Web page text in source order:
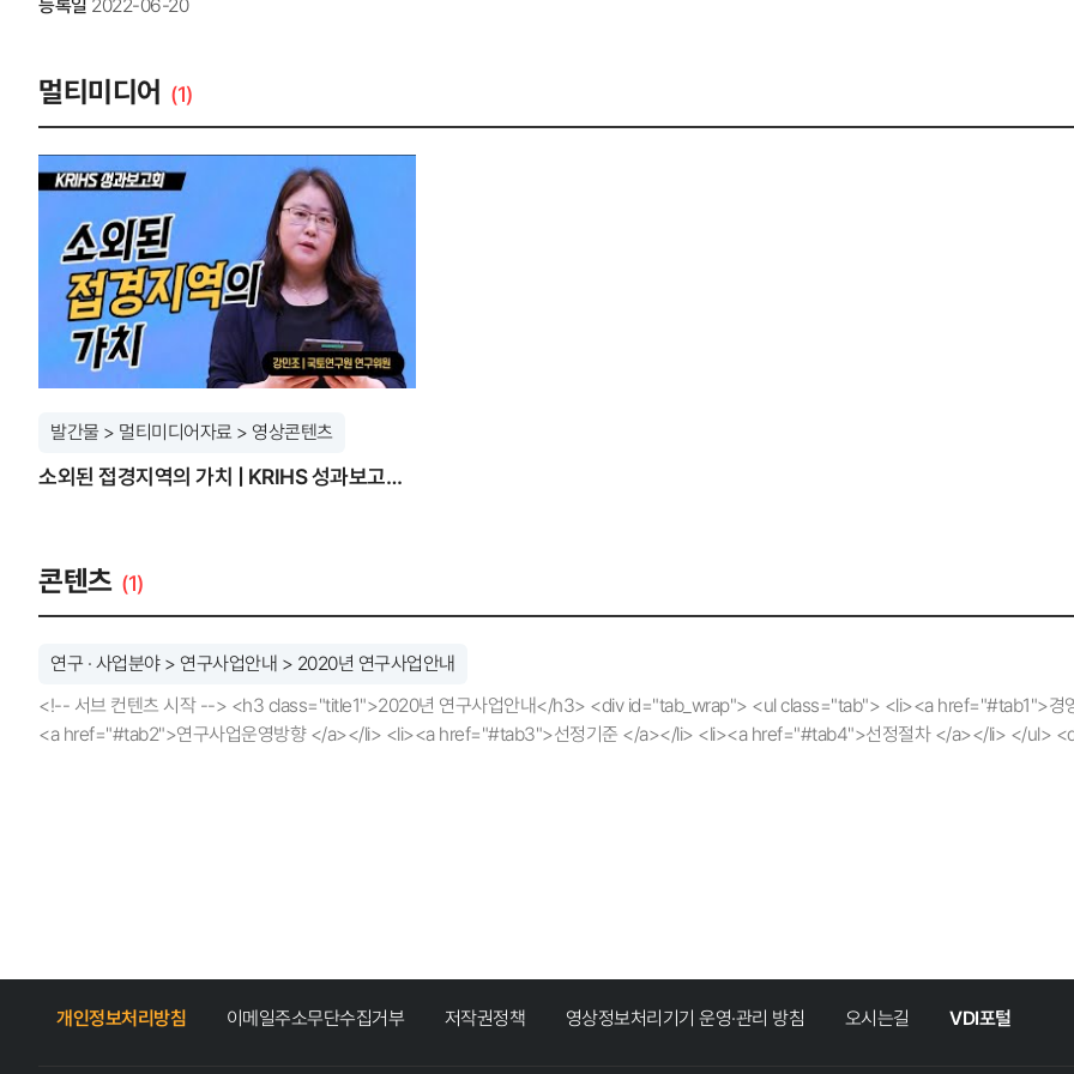
하는 시각에서는 비판이 따를 수 있다. ‘적응’과 ‘대응’이라는 두 과제를 모두 아우르지 못했다는 점은 아쉬움으로 남는다. 하지만 기존 주거정책 논
윤성진: 앞으로도 ‘집’과 ‘사람’에 관한 연구를 꾸준히 이어가고자 한다. 특히 쾌적하고 안정적인 주거환경에서 인간다운 삶을 누릴 수 있는 주거권
이번 연구도 역시 법적 가족이 아닌 사람과 함께 사는 가구의 주거권 보호에 대한 것이다. 이처럼 제도의 경직성이나 관행의 한계, 구조적 문제로
불편이나 불안을 경험하는 다양한 삶의 조건들에 관심을 두고, 이를 해소하기 위한 실질적인 대안을 지속적으로 모색하고자 한다. 윤성진 부연구
연세대학교 도시공학 박사를 취득하고, 현재 국토연구원 주택·부동산연구본부 주거정책연구센터 부연구위원으로 재직 중이다. 주요 연구분야는 주
제도, 주거권 등이다.
기술 이전에, 데이터를 안전하게 보호하고 관리하는 ‘신뢰’가 가장 중요하다는 점을 다시 한번 절감했습니다. KRIHS: 연구수행 시 보람을 느꼈거
장요한: 가장 보람 있었던 점은 민원 데이터라는 살아있는 목소리를 통해, 정책이 나아갈 방향을 구체적으로 제시할 수 있었다는 점입니다. 반면, 아
상대적으로 소외될 수 있는 작은 목소리까지 담아내는 것이었습니다. 하지만 4개월이라는 수시 과제의 특성상, 데이터 전처리 및 핵심 현안 분석에
시간이 조금 더 허락되었다면, 비수도권 지역이나 소수 의견에 대한 심층 분석을 통해 더욱 균형 잡힌 정책 대안을 제시할 수 있었을 것이라는 아쉬
앞으로 저희가 풀어야 할 중요한 과제라고 생각합니다. KRIHS: 앞으로 더 하고 싶은 연구가 있다면? 장요한: 이번 연구에서는 민원 데이터를 '격자'
변환하여 AI에게 학습시키는 새로운 접근법의 가능성을 확인했습니다. 이 경험은 앞으로 더 정교한 분석으로 나아갈 중요한 출발점이 되었다고 생
이번 연구의 방법론을 더욱 발전시켜, 'GeoAI' 기술을 본격적으로 접목해보고 싶습니다. 이를 통해 민원 발생의 시공간적 패턴을 넘어, 그 원인이 되
심층적으로 분석할 수 있을 것입니다. 더 나아가, 도시문제 해결을 위한 'Urban AI'의 관점에서 교통, 환경, 안전 등 다양한 데이터를 융합하여 복합
최적의 해결책을 제시하거나, 국토연구원의 거시적인 국토정책과 연계하여 정책의 실효성을 예측하고 평가하는 모델을 개발하는 연구로 확장해
부연구위원은 2018년 미국 미주리 주립대학(콜롬비아)에서 교통공학 박사 학위를 취득하고, 워싱턴 D.C.에서 데이터 과학자(Data Scientist)로 활
및 도시문제에 대한 데이터 기반의 정책지원 연구이다.
등록일 2022-06-20
멀티미디어 (1)
발간물 > 멀티미디어자료 > 영상콘텐츠
소외된 접경지역의 가치 | KRIHS 성과보고회 [강민조 연구위원]
콘텐츠 (1)
연구 · 사업분야 > 연구사업안내 > 2020년 연구사업안내
<!-- 서브 컨텐츠 시작 --> <h3 class="title1">2020년 연구사업안내</h3> <div id="tab_wrap"> <ul class="tab"> <li><a href="#tab1">경
<a href="#tab2">연구사업운영방향 </a></li> <li><a href="#tab3">선정기준 </a></li> <li><a href="#tab4">선정절차 </a></li> </ul>
<span>5</span> <p>글로벌 연구·협력 네트워크 확대 강화</p></li> <li><span>6</span> <p>연구 성과 활용도 향상을 위한 공유 및 소통
개인정보처리방침 이메일주소무단수집거부 저작권정책 영상정보처리기기 운영·관리 방침 오시는길 VDI포털